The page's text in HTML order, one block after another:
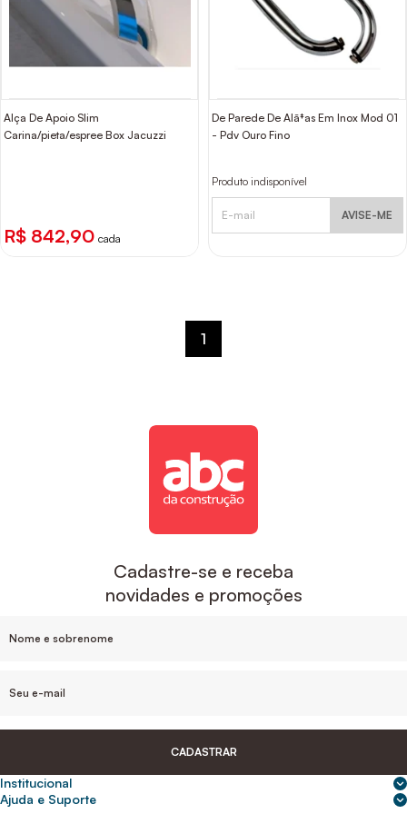
Alça De Apoio Slim
Carina/pieta/espree Box Jacuzzi
R$ 842,90 cada
De Parede De Alã‡as Em Inox Mod 01
- Pdv Ouro Fino
Produto indisponível
AVISE-ME
1
Cadastre-se e receba
novidades e promoções
CADASTRAR
Institucional
Sobre nós
Ajuda e Suporte